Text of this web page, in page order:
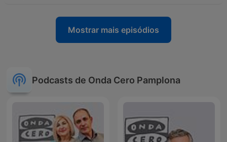
Mostrar mais episódios
Podcasts de Onda Cero Pamplona